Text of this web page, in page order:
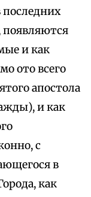
появляются
и как
ото всего
апостола
и как
с
в
как